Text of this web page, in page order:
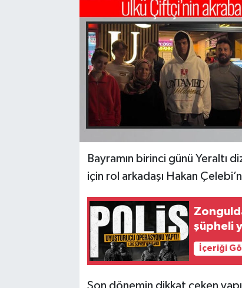
Bayramın birinci günü Yeraltı
için rol arkadaşı Hakan
şüpheli
İçeriği
Son dönemin dikkat çeken